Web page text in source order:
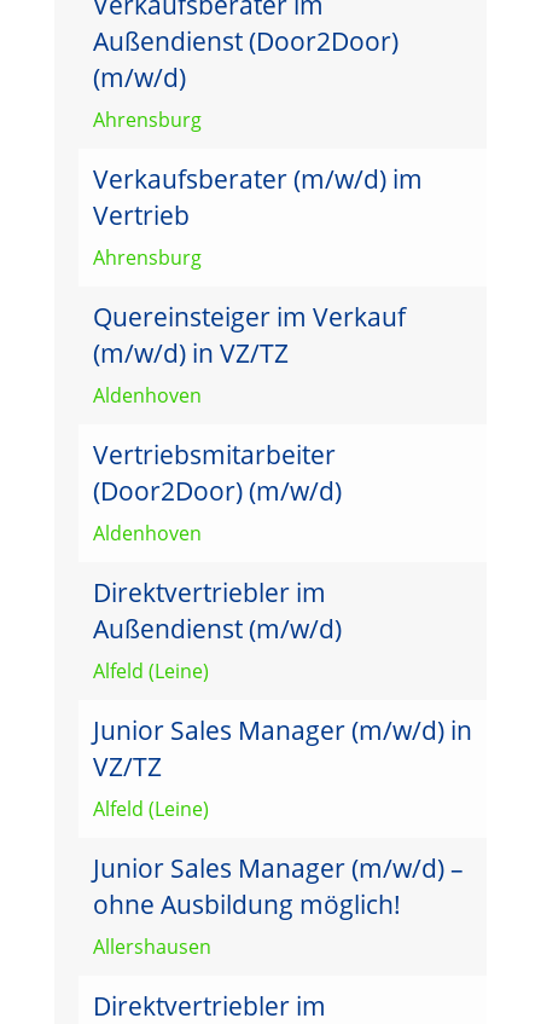
Außendienst (Door2Door)
(m/w/d)
Ahrensburg
Verkaufsberater (m/w/d) im
Vertrieb
Ahrensburg
Quereinsteiger im Verkauf
(m/w/d) in VZ/TZ
Aldenhoven
Vertriebsmitarbeiter
(Door2Door) (m/w/d)
Aldenhoven
Direktvertriebler im
Außendienst (m/w/d)
Alfeld (Leine)
Junior Sales Manager (m/w/d) in
VZ/TZ
Alfeld (Leine)
Junior Sales Manager (m/w/d) –
ohne Ausbildung möglich!
Allershausen
Direktvertriebler im